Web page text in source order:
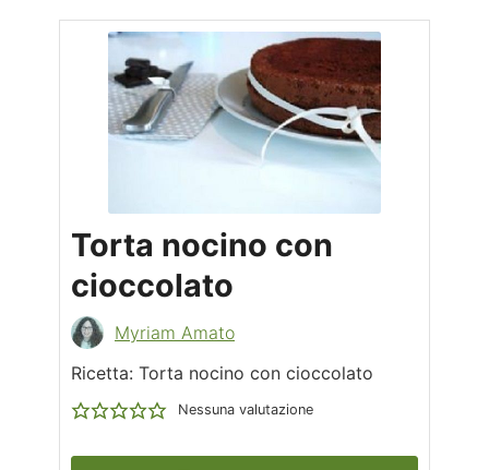
Torta nocino con
cioccolato
Myriam Amato
Ricetta: Torta nocino con cioccolato
Nessuna valutazione